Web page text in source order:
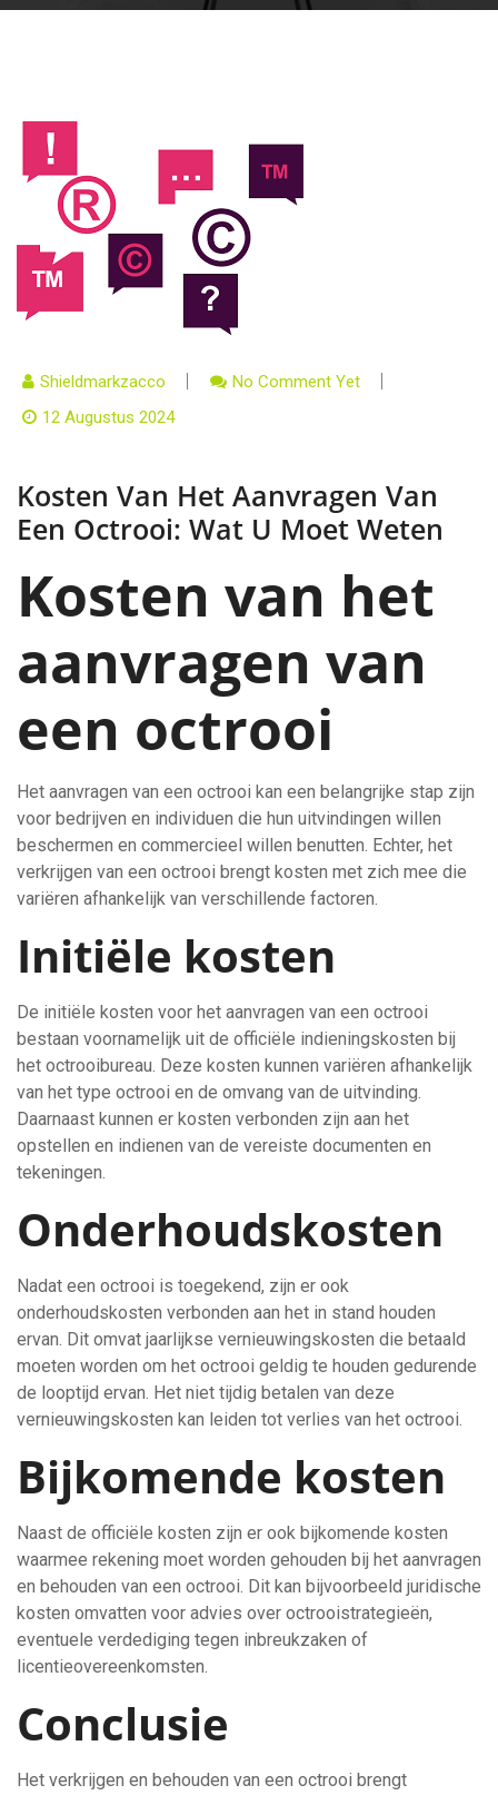
Shieldmarkzacco
No Comment Yet
12 Augustus 2024
Kosten Van Het Aanvragen Van
Een Octrooi: Wat U Moet Weten
Kosten van het
aanvragen van
een octrooi
Het aanvragen van een octrooi kan een belangrijke stap zijn
voor bedrijven en individuen die hun uitvindingen willen
beschermen en commercieel willen benutten. Echter, het
verkrijgen van een octrooi brengt kosten met zich mee die
variëren afhankelijk van verschillende factoren.
Initiële kosten
De initiële kosten voor het aanvragen van een octrooi
bestaan voornamelijk uit de officiële indieningskosten bij
het octrooibureau. Deze kosten kunnen variëren afhankelijk
van het type octrooi en de omvang van de uitvinding.
Daarnaast kunnen er kosten verbonden zijn aan het
opstellen en indienen van de vereiste documenten en
tekeningen.
Onderhoudskosten
Nadat een octrooi is toegekend, zijn er ook
onderhoudskosten verbonden aan het in stand houden
ervan. Dit omvat jaarlijkse vernieuwingskosten die betaald
moeten worden om het octrooi geldig te houden gedurende
de looptijd ervan. Het niet tijdig betalen van deze
vernieuwingskosten kan leiden tot verlies van het octrooi.
Bijkomende kosten
Naast de officiële kosten zijn er ook bijkomende kosten
waarmee rekening moet worden gehouden bij het aanvragen
en behouden van een octrooi. Dit kan bijvoorbeeld juridische
kosten omvatten voor advies over octrooistrategieën,
eventuele verdediging tegen inbreukzaken of
licentieovereenkomsten.
Conclusie
Het verkrijgen en behouden van een octrooi brengt